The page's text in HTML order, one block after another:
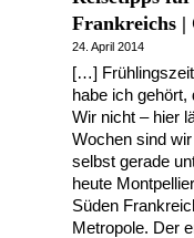
Frankreichs |
24. April 2014
[…]
habe ich
Wir nicht – hier
Wochen sind
selbst gerade
heute
Süden
Metropole. Der